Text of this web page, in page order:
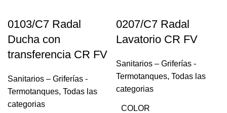
0103/C7 Radal
Ducha con
transferencia CR FV
Sanitarios – Griferías -
Termotanques, Todas las
categorias
0207/C7 Radal
Lavatorio CR FV
Sanitarios – Griferías -
Termotanques, Todas las
categorias
COLOR